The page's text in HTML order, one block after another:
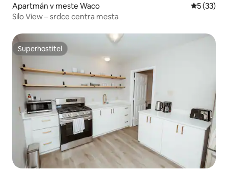
Apartmán v meste Waco
5 (33)
Silo View – srdce centra mesta
Superhostiteľ
Superhostiteľ